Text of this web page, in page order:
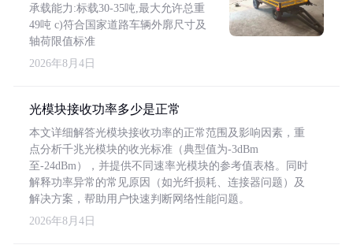
承载能力:标载30-35吨,最大允许总重
49吨 c)符合国家道路车辆外廓尺寸及
轴荷限值标准
2026年8月4日
光模块接收功率多少是正常
本文详细解答光模块接收功率的正常范围及影响因素，重
点分析千兆光模块的收光标准（典型值为-3dBm
至-24dBm），并提供不同速率光模块的参考值表格。同时
解释功率异常的常见原因（如光纤损耗、连接器问题）及
解决方案，帮助用户快速判断网络性能问题。
2026年8月4日